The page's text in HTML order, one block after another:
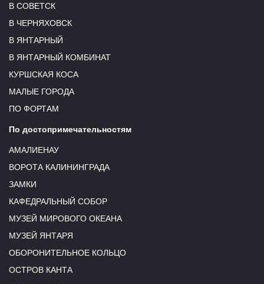
В СОВЕТСК
В ЧЕРНЯХОВСК
В ЯНТАРНЫЙ
В ЯНТАРНЫЙ КОМБИНАТ
КУРШСКАЯ КОСА
МАЛЫЕ ГОРОДА
ПО ФОРТАМ
По достопримечательностям
АМАЛИЕНАУ
ВОРОТА КАЛИНИНГРАДА
ЗАМКИ
КАФЕДРАЛЬНЫЙ СОБОР
МУЗЕЙ МИРОВОГО ОКЕАНА
МУЗЕЙ ЯНТАРЯ
ОБОРОНИТЕЛЬНОЕ КОЛЬЦО
ОСТРОВ КАНТА